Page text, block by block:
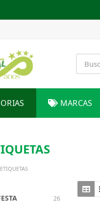
MARCAS
26